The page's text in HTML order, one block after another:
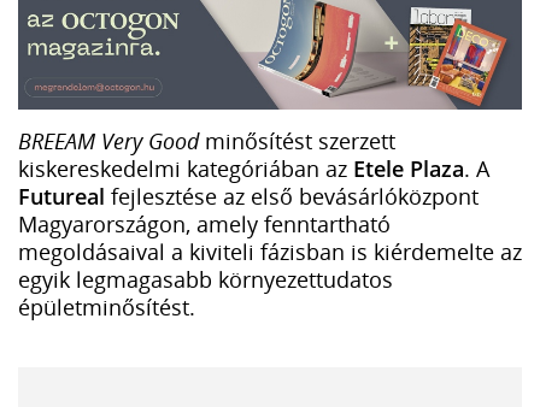
BREEAM Very Goodminősítést szerzett
kiskereskedelmi kategóriában az Etele Plaza. A
Futureal fejlesztése az első bevásárlóközpont
Magyarországon, amely fenntartható
megoldásaival a kiviteli fázisban is kiérdemelte az
egyik legmagasabb környezettudatos
épületminősítést.